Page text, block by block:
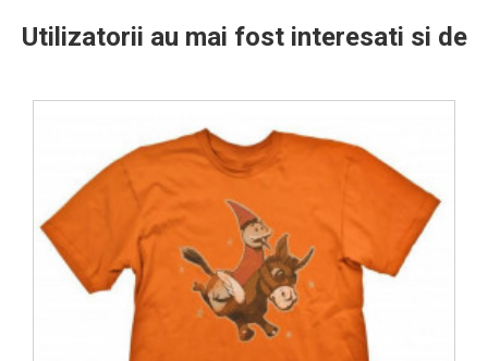
Utilizatorii au mai fost interesati si de